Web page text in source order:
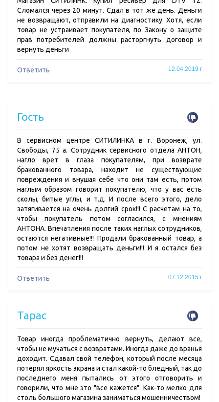
Сломался через 20 минут. Сдал в тот же день. Деньги
не возвращают, отправили на диагностику. Хотя, если
товар не устраивает покупателя, по Закону о защите
прав потребителей должны расторгнуть договор и
вернуть деньги
Ответить 12.04.2019 г
Гость
В сервисном центре СИТИЛИНКА в г. Воронеж, ул.
Свободы, 75 а. Сотрудник сервисного отдела АНТОН,
нагло врет в глаза покупателям, при возврате
бракованного товара, находит не существующие
повреждения и внушая себе что они там есть, потом
наглым образом говорит покупателю, что у вас есть
сколы, битые углы, и т.д. И после всего этого, дело
затягивается на очень долгий срок!!! С расчетам на то,
чтобы покупатель потом согласился, с мнениям
АНТОНА. Впечатления после таких наглых сотрудников,
остаются негативные!!! Продали бракованный товар, а
потом не хотят возвращать деньги!!! И я остался без
товара и без денег!!!
Ответить 07.12.2015 г
Тарас
Товар иногда проблематично вернуть, делают все,
чтобы не мучаться с возвратами. Иногда даже до вранья
доходит. Сдавал свой телефон, который после месяца
потерял яркость экрана и стал какой-то бледный, так до
последнего меня пытались от этого отговорить и
говорили, что мне это "все кажется". Как-то мелко для
столь большого магазина заниматься мошенничеством!